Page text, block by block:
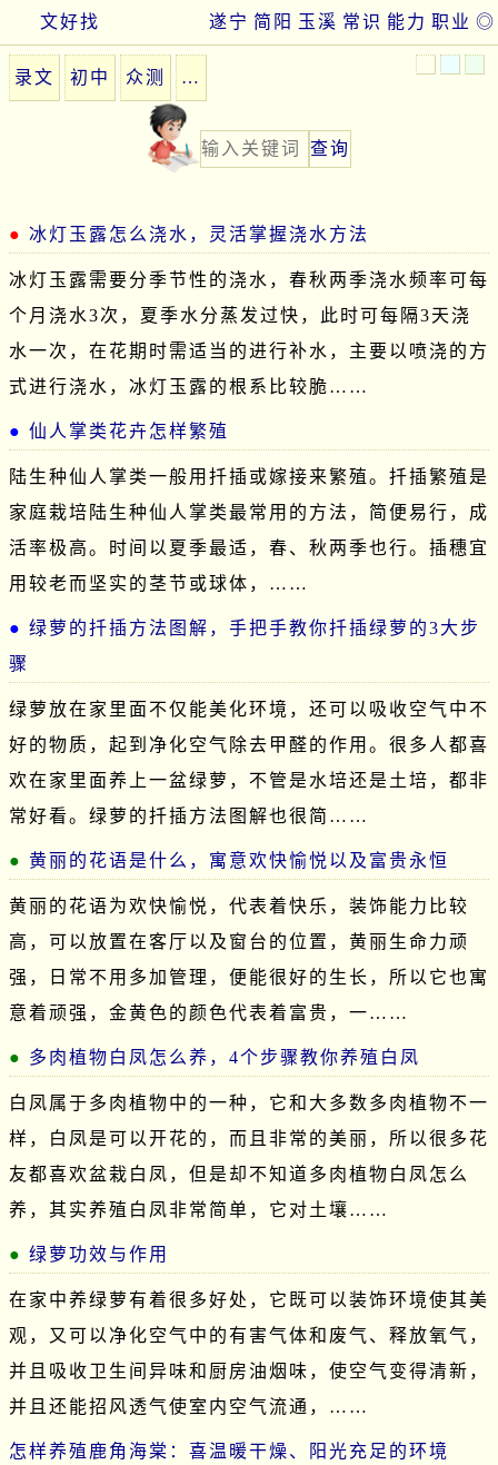
文好找 ◎
职业
能力
常识
玉溪
简阳
遂宁
录文 初中 众测 …
冰灯玉露怎么浇水，灵活掌握浇水方法
冰灯玉露需要分季节性的浇水，春秋两季浇水频率可每
个月浇水3次，夏季水分蒸发过快，此时可每隔3天浇
水一次，在花期时需适当的进行补水，主要以喷浇的方
式进行浇水，冰灯玉露的根系比较脆……
仙人掌类花卉怎样繁殖
陆生种仙人掌类一般用扦插或嫁接来繁殖。扦插繁殖是
家庭栽培陆生种仙人掌类最常用的方法，简便易行，成
活率极高。时间以夏季最适，春、秋两季也行。插穗宜
用较老而坚实的茎节或球体，……
绿萝的扦插方法图解，手把手教你扦插绿萝的3大步
骤
绿萝放在家里面不仅能美化环境，还可以吸收空气中不
好的物质，起到净化空气除去甲醛的作用。很多人都喜
欢在家里面养上一盆绿萝，不管是水培还是土培，都非
常好看。绿萝的扦插方法图解也很简……
黄丽的花语是什么，寓意欢快愉悦以及富贵永恒
黄丽的花语为欢快愉悦，代表着快乐，装饰能力比较
高，可以放置在客厅以及窗台的位置，黄丽生命力顽
强，日常不用多加管理，便能很好的生长，所以它也寓
意着顽强，金黄色的颜色代表着富贵，一……
多肉植物白凤怎么养，4个步骤教你养殖白凤
白凤属于多肉植物中的一种，它和大多数多肉植物不一
样，白凤是可以开花的，而且非常的美丽，所以很多花
友都喜欢盆栽白凤，但是却不知道多肉植物白凤怎么
养，其实养殖白凤非常简单，它对土壤……
绿萝功效与作用
在家中养绿萝有着很多好处，它既可以装饰环境使其美
观，又可以净化空气中的有害气体和废气、释放氧气，
并且吸收卫生间异味和厨房油烟味，使空气变得清新，
并且还能招风透气使室内空气流通，……
怎样养殖鹿角海棠：喜温暖干燥、阳光充足的环境